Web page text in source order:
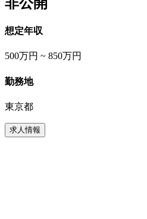
想定年収
500万円 ~ 850万円
勤務地
東京都
求人情報